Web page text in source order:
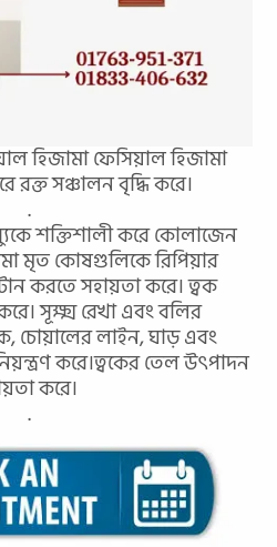
হিজামা ফেসিয়াল হিজামা
রক্ত ​​সঞ্চালন বৃদ্ধি করে।
.
শক্তিশালী করে কোলাজেন
মৃত কোষগুলিকে রিপিয়ার
করতে সহায়তা করে। ত্বক
সূক্ষ্ম রেখা এবং বলির
চোয়ালের লাইন, ঘাড় এবং
করে।ত্বকের তেল উৎপাদন
করে।
.